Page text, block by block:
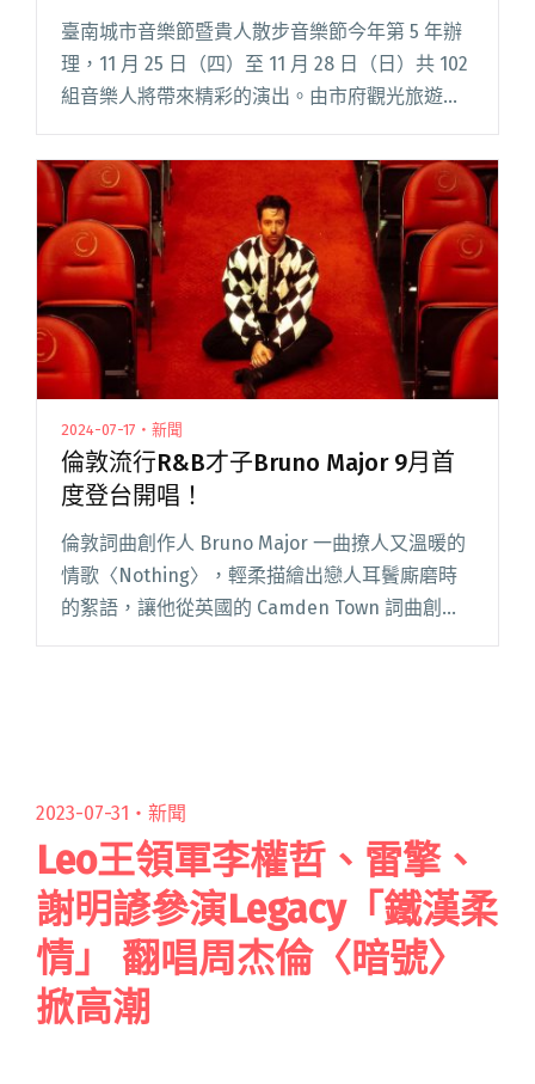
臺南城市音樂節暨貴人散步音樂節今年第 5 年辦
理，11 月 25 日（四）至 11 月 28 日（日）共 102
組音樂人將帶來精彩的演出。由市府觀光旅遊局
廣場-環河街」，緊鄰台南運河的優美河景，演閱
讀全文 "跨國共製、露天影院 臺南城市音樂節邀
民眾共享運河畔的魔幻時刻"
2024-07-17・新聞
倫敦流行R&B才子Bruno Major 9月首
度登台開唱！
倫敦詞曲創作人 Bruno Major 一曲撩人又溫暖的
情歌〈Nothing〉，輕柔描繪出戀人耳鬢廝磨時
的絮語，讓他從英國的 Camden Town 詞曲創作
人，一躍成為世界注目的才子歌手。 出生在音樂
2023-07-31・ 新聞
Leo王領軍李權哲、雷擎、
謝明諺參演Legacy「鐵漢柔
情」 翻唱周杰倫〈暗號〉
掀高潮